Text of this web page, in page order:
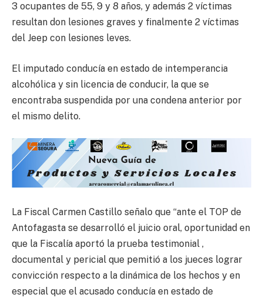
3 ocupantes de 55, 9 y 8 años, y además 2 víctimas
resultan don lesiones graves y finalmente 2 víctimas
del Jeep con lesiones leves.
El imputado conducía en estado de intemperancia
alcohólica y sin licencia de conducir, la que se
encontraba suspendida por una condena anterior por
el mismo delito.
La Fiscal Carmen Castillo señalo que “ante el TOP de
Antofagasta se desarrolló el juicio oral, oportunidad en
que la Fiscalía aportó la prueba testimonial ,
documental y pericial que pemitió a los jueces lograr
convicción respecto a la dinámica de los hechos y en
especial que el acusado conducía en estado de